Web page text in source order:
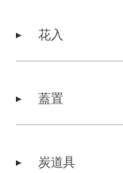
花入
蓋置
炭道具